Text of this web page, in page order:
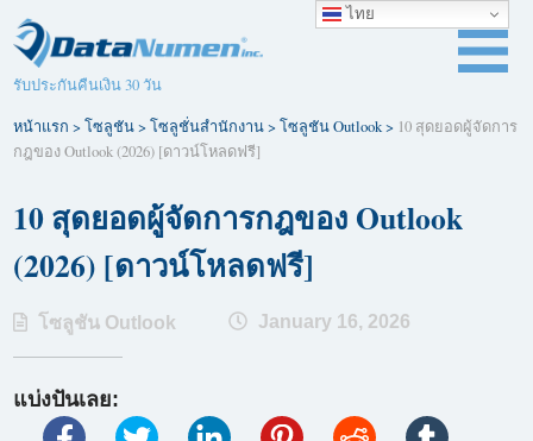
รับประกันคืนเงิน 30 วัน
หน้าแรก >โซลูชัน>โซลูชั่นสำนักงาน>โซลูชัน Outlook> 10 สุดยอดผู้จัดการ
กฎของ Outlook (2026) [ดาวน์โหลดฟรี]
10 สุดยอดผู้จัดการกฎของ Outlook
(2026) [ดาวน์โหลดฟรี]
โซลูชัน Outlook January 16, 2026
แบ่งปันเลย:
ไทย